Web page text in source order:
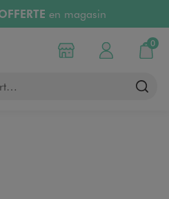
en magasin
30 jours
Choisir mon magasin
Mon compte
0
Mon